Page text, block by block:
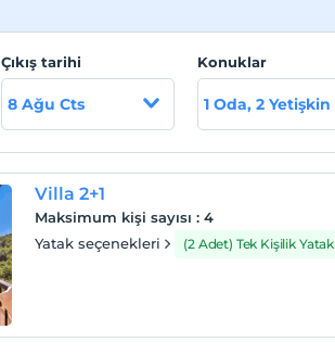
Çıkış tarihi
8 Ağu Cts
Konuklar
1 Oda, 2 Yetişkin
Villa 2+1
Maksimum kişi sayısı :4
Yatak seçenekleri
(2 Adet) Tek Kişilik Yatak